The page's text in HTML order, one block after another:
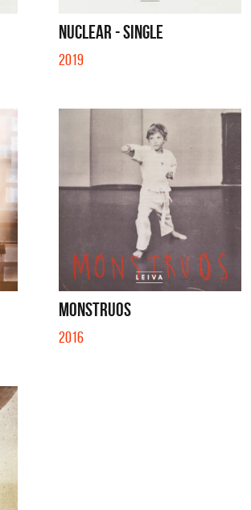
NUCLEAR - SINGLE
2019
MONSTRUOS
2016